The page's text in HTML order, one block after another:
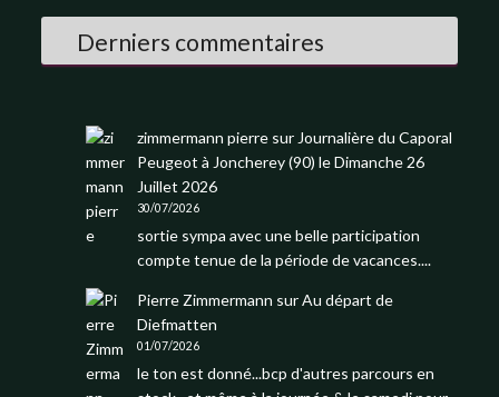
Derniers commentaires
zimmermann pierresur Journalière du Caporal
Peugeot à Joncherey (90) le Dimanche 26
Juillet 2026
30/07/2026
sortie sympa avec une belle participation
compte tenue de la période de vacances....
Pierre Zimmermann surAu départ de
Diefmatten
01/07/2026
le ton est donné...bcp d'autres parcours en